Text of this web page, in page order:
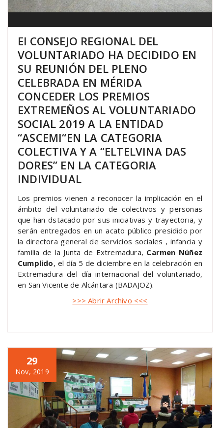
El CONSEJO REGIONAL DEL
VOLUNTARIADO HA DECIDIDO EN
SU REUNIÓN DEL PLENO
CELEBRADA EN MÉRIDA
CONCEDER LOS PREMIOS
EXTREMEÑOS AL VOLUNTARIADO
SOCIAL 2019 A LA ENTIDAD
“ASCEMI“EN LA CATEGORIA
COLECTIVA Y A “ELTELVINA DAS
DORES” EN LA CATEGORIA
INDIVIDUAL
Los premios vienen a reconocer la implicación en el
ámbito del voluntariado de colectivos y personas
que han dstacado por sus iniciativas y trayectoria, y
serán entregados en un acato público presidido por
la directora general de servicios sociales , infancia y
familia de la Junta de Extremadura, Carmen Núñez
Cumplido, el día 5 de diciembre en la celebración en
Extremadura del día internacional del voluntariado,
en San Vicente de Alcántara (BADAJOZ).
>>> Abrir Archivo <<<
29
Nov, 2019